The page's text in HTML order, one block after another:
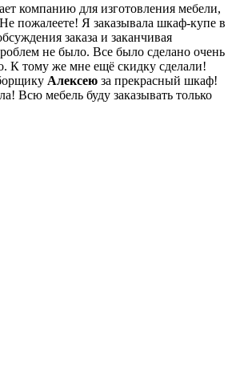
компанию для изготовления мебели,
пожалеете! Я заказывала шкаф-купе в
заказа и заканчивая
не было. Все было сделано очень
К тому же мне ещё скидку сделали!
Алексею за прекрасный шкаф!
Всю мебель буду заказывать только